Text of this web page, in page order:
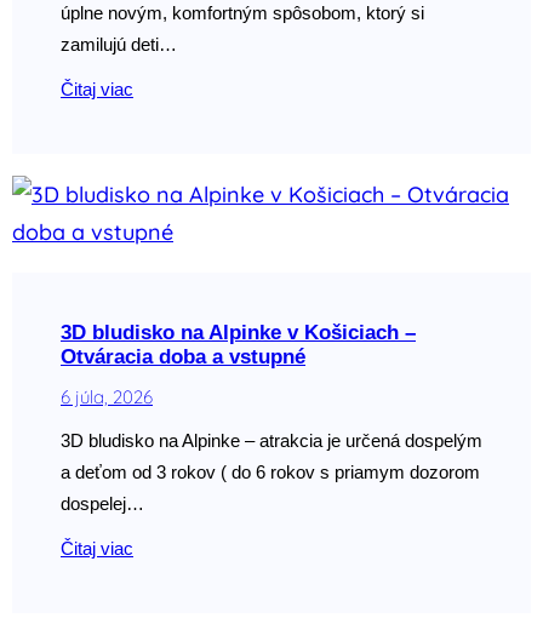
úplne novým, komfortným spôsobom, ktorý si
zamilujú deti…
Čitaj viac
3D bludisko na Alpinke v Košiciach –
Otváracia doba a vstupné
6 júla, 2026
3D bludisko na Alpinke – atrakcia je určená dospelým
a deťom od 3 rokov ( do 6 rokov s priamym dozorom
dospelej…
Čitaj viac